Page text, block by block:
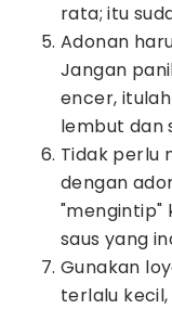
rata; itu
Adonan
Jangan
encer,
lembut dan
Tidak perlu
dengan
"mengintip"
saus yang
Gunakan
terlalu